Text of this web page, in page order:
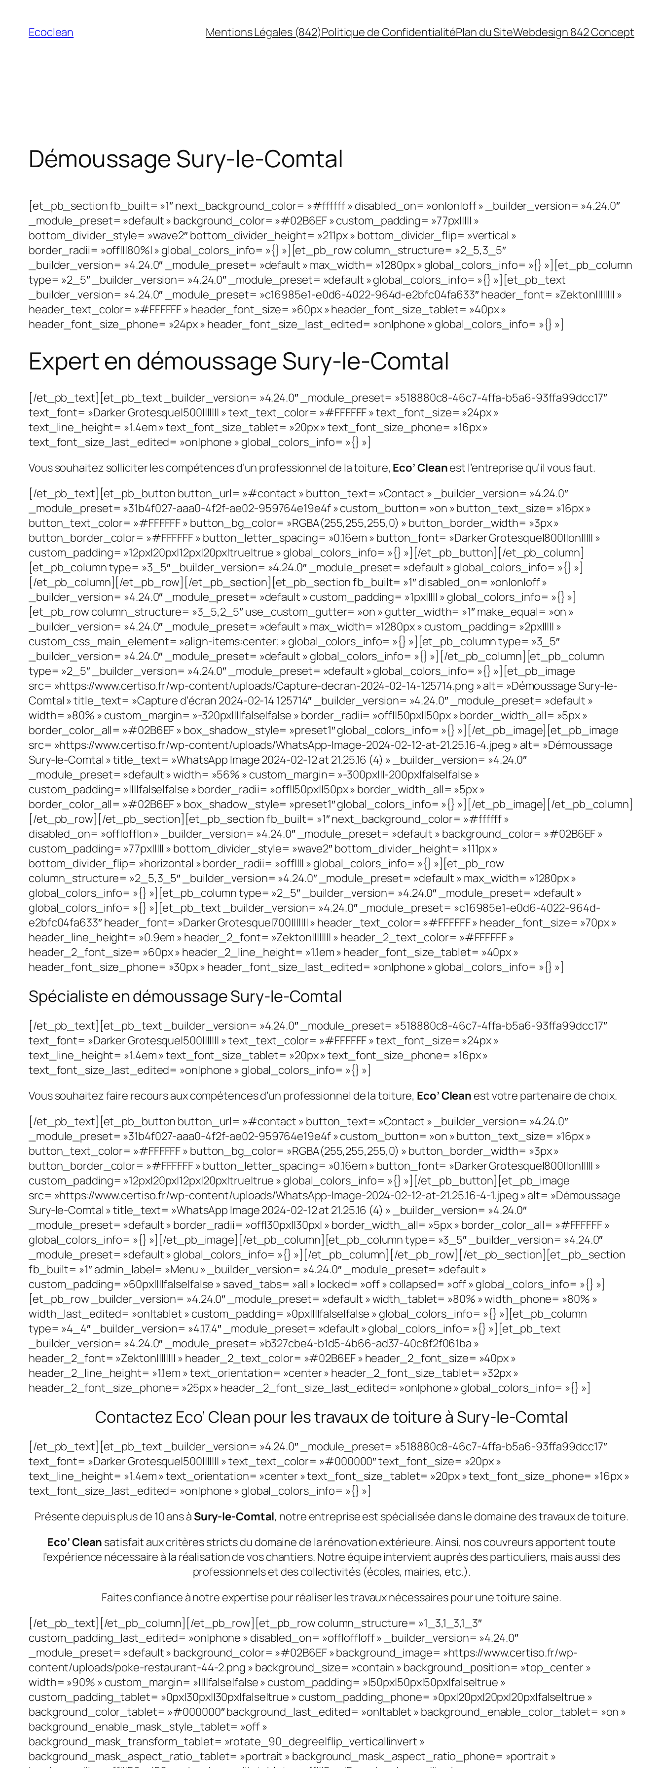
contenu
Ecoclean Mentions Légales (842)Politique de ConfidentialitéPlan du SiteWebdesign 842 Concept
Démoussage Sury-le-Comtal
[et_pb_section fb_built= »1″ next_background_color= »#ffffff » disabled_on= »on|on|off » _builder_version= »4.24.0″
_module_preset= »default » background_color= »#02B6EF » custom_padding= »77px||||| »
bottom_divider_style= »wave2″ bottom_divider_height= »211px » bottom_divider_flip= »vertical »
border_radii= »off|||80%| » global_colors_info= »{} »][et_pb_row column_structure= »2_5,3_5″
_builder_version= »4.24.0″ _module_preset= »default » max_width= »1280px » global_colors_info= »{} »][et_pb_column
type= »2_5″ _builder_version= »4.24.0″ _module_preset= »default » global_colors_info= »{} »][et_pb_text
_builder_version= »4.24.0″ _module_preset= »c16985e1-e0d6-4022-964d-e2bfc04fa633″ header_font= »Zekton|||||||| »
header_text_color= »#FFFFFF » header_font_size= »60px » header_font_size_tablet= »40px »
header_font_size_phone= »24px » header_font_size_last_edited= »on|phone » global_colors_info= »{} »]
Expert en démoussage Sury-le-Comtal
[/et_pb_text][et_pb_text _builder_version= »4.24.0″ _module_preset= »518880c8-46c7-4ffa-b5a6-93ffa99dcc17″
text_font= »Darker Grotesque|500||||||| » text_text_color= »#FFFFFF » text_font_size= »24px »
text_line_height= »1.4em » text_font_size_tablet= »20px » text_font_size_phone= »16px »
text_font_size_last_edited= »on|phone » global_colors_info= »{} »]
Vous souhaitez solliciter les compétences d’un professionnel de la toiture, Eco’ Cleanest l’entreprise qu’il vous faut.
[/et_pb_text][et_pb_button button_url= »#contact » button_text= »Contact » _builder_version= »4.24.0″
_module_preset= »31b4f027-aaa0-4f2f-ae02-959764e19e4f » custom_button= »on » button_text_size= »16px »
button_text_color= »#FFFFFF » button_bg_color= »RGBA(255,255,255,0) » button_border_width= »3px »
button_border_color= »#FFFFFF » button_letter_spacing= »0.16em » button_font= »Darker Grotesque|800||on||||| »
custom_padding= »12px|20px|12px|20px|true|true » global_colors_info= »{} »][/et_pb_button][/et_pb_column]
[et_pb_column type= »3_5″ _builder_version= »4.24.0″ _module_preset= »default » global_colors_info= »{} »]
[/et_pb_column][/et_pb_row][/et_pb_section][et_pb_section fb_built= »1″ disabled_on= »on|on|off »
_builder_version= »4.24.0″ _module_preset= »default » custom_padding= »1px||||| » global_colors_info= »{} »]
[et_pb_row column_structure= »3_5,2_5″ use_custom_gutter= »on » gutter_width= »1″ make_equal= »on »
_builder_version= »4.24.0″ _module_preset= »default » max_width= »1280px » custom_padding= »2px||||| »
custom_css_main_element= »align-items:center; » global_colors_info= »{} »][et_pb_column type= »3_5″
_builder_version= »4.24.0″ _module_preset= »default » global_colors_info= »{} »][/et_pb_column][et_pb_column
type= »2_5″ _builder_version= »4.24.0″ _module_preset= »default » global_colors_info= »{} »][et_pb_image
src= »https://www.certiso.fr/wp-content/uploads/Capture-decran-2024-02-14-125714.png » alt= »Démoussage Sury-le-
Comtal » title_text= »Capture d’écran 2024-02-14 125714″ _builder_version= »4.24.0″ _module_preset= »default »
width= »80% » custom_margin= »-320px||||false|false » border_radii= »off||50px||50px » border_width_all= »5px »
border_color_all= »#02B6EF » box_shadow_style= »preset1″ global_colors_info= »{} »][/et_pb_image][et_pb_image
src= »https://www.certiso.fr/wp-content/uploads/WhatsApp-Image-2024-02-12-at-21.25.16-4.jpeg » alt= »Démoussage
Sury-le-Comtal » title_text= »WhatsApp Image 2024-02-12 at 21.25.16 (4) » _builder_version= »4.24.0″
_module_preset= »default » width= »56% » custom_margin= »-300px|||-200px|false|false »
custom_padding= »||||false|false » border_radii= »off||50px||50px » border_width_all= »5px »
border_color_all= »#02B6EF » box_shadow_style= »preset1″ global_colors_info= »{} »][/et_pb_image][/et_pb_column]
[/et_pb_row][/et_pb_section][et_pb_section fb_built= »1″ next_background_color= »#ffffff »
disabled_on= »off|off|on » _builder_version= »4.24.0″ _module_preset= »default » background_color= »#02B6EF »
custom_padding= »77px||||| » bottom_divider_style= »wave2″ bottom_divider_height= »111px »
bottom_divider_flip= »horizontal » border_radii= »off|||| » global_colors_info= »{} »][et_pb_row
column_structure= »2_5,3_5″ _builder_version= »4.24.0″ _module_preset= »default » max_width= »1280px »
global_colors_info= »{} »][et_pb_column type= »2_5″ _builder_version= »4.24.0″ _module_preset= »default »
global_colors_info= »{} »][et_pb_text _builder_version= »4.24.0″ _module_preset= »c16985e1-e0d6-4022-964d-
e2bfc04fa633″ header_font= »Darker Grotesque|700||||||| » header_text_color= »#FFFFFF » header_font_size= »70px »
header_line_height= »0.9em » header_2_font= »Zekton|||||||| » header_2_text_color= »#FFFFFF »
header_2_font_size= »60px » header_2_line_height= »1.1em » header_font_size_tablet= »40px »
header_font_size_phone= »30px » header_font_size_last_edited= »on|phone » global_colors_info= »{} »]
Spécialiste en démoussage Sury-le-Comtal
[/et_pb_text][et_pb_text _builder_version= »4.24.0″ _module_preset= »518880c8-46c7-4ffa-b5a6-93ffa99dcc17″
text_font= »Darker Grotesque|500||||||| » text_text_color= »#FFFFFF » text_font_size= »24px »
text_line_height= »1.4em » text_font_size_tablet= »20px » text_font_size_phone= »16px »
text_font_size_last_edited= »on|phone » global_colors_info= »{} »]
Vous souhaitez faire recours aux compétences d’un professionnel de la toiture, Eco’ Clean est votre partenaire de choix.
[/et_pb_text][et_pb_button button_url= »#contact » button_text= »Contact » _builder_version= »4.24.0″
_module_preset= »31b4f027-aaa0-4f2f-ae02-959764e19e4f » custom_button= »on » button_text_size= »16px »
button_text_color= »#FFFFFF » button_bg_color= »RGBA(255,255,255,0) » button_border_width= »3px »
button_border_color= »#FFFFFF » button_letter_spacing= »0.16em » button_font= »Darker Grotesque|800||on||||| »
custom_padding= »12px|20px|12px|20px|true|true » global_colors_info= »{} »][/et_pb_button][et_pb_image
src= »https://www.certiso.fr/wp-content/uploads/WhatsApp-Image-2024-02-12-at-21.25.16-4-1.jpeg » alt= »Démoussage
Sury-le-Comtal » title_text= »WhatsApp Image 2024-02-12 at 21.25.16 (4) » _builder_version= »4.24.0″
_module_preset= »default » border_radii= »off|30px||30px| » border_width_all= »5px » border_color_all= »#FFFFFF »
global_colors_info= »{} »][/et_pb_image][/et_pb_column][et_pb_column type= »3_5″ _builder_version= »4.24.0″
_module_preset= »default » global_colors_info= »{} »][/et_pb_column][/et_pb_row][/et_pb_section][et_pb_section
fb_built= »1″ admin_label= »Menu » _builder_version= »4.24.0″ _module_preset= »default »
custom_padding= »60px||||false|false » saved_tabs= »all » locked= »off » collapsed= »off » global_colors_info= »{} »]
[et_pb_row _builder_version= »4.24.0″ _module_preset= »default » width_tablet= »80% » width_phone= »80% »
width_last_edited= »on|tablet » custom_padding= »0px||||false|false » global_colors_info= »{} »][et_pb_column
type= »4_4″ _builder_version= »4.17.4″ _module_preset= »default » global_colors_info= »{} »][et_pb_text
_builder_version= »4.24.0″ _module_preset= »b327cbe4-b1d5-4b66-ad37-40c8f2f061ba »
header_2_font= »Zekton|||||||| » header_2_text_color= »#02B6EF » header_2_font_size= »40px »
header_2_line_height= »1.1em » text_orientation= »center » header_2_font_size_tablet= »32px »
header_2_font_size_phone= »25px » header_2_font_size_last_edited= »on|phone » global_colors_info= »{} »]
Contactez Eco’ Clean pour les travaux de toiture à Sury-le-Comtal
[/et_pb_text][et_pb_text _builder_version= »4.24.0″ _module_preset= »518880c8-46c7-4ffa-b5a6-93ffa99dcc17″
text_font= »Darker Grotesque|500||||||| » text_text_color= »#000000″ text_font_size= »20px »
text_line_height= »1.4em » text_orientation= »center » text_font_size_tablet= »20px » text_font_size_phone= »16px »
text_font_size_last_edited= »on|phone » global_colors_info= »{} »]
Présente depuis plus de 10 ans à Sury-le-Comtal, notre entreprise est spécialisée dans le domaine des travaux de toiture.
Eco’ Clean satisfait aux critères stricts du domaine de la rénovation extérieure. Ainsi, nos couvreurs apportent toute
l’expérience nécessaire à la réalisation de vos chantiers. Notre équipe intervient auprès des particuliers, mais aussi des
professionnels et des collectivités (écoles, mairies, etc.).
Faites confiance à notre expertise pour réaliser les travaux nécessaires pour une toiture saine.
[/et_pb_text][/et_pb_column][/et_pb_row][et_pb_row column_structure= »1_3,1_3,1_3″
custom_padding_last_edited= »on|phone » disabled_on= »off|off|off » _builder_version= »4.24.0″
_module_preset= »default » background_color= »#02B6EF » background_image= »https://www.certiso.fr/wp-
content/uploads/poke-restaurant-44-2.png » background_size= »contain » background_position= »top_center »
width= »90% » custom_margin= »||||false|false » custom_padding= »|50px|50px|50px|false|true »
custom_padding_tablet= »0px|30px||30px|false|true » custom_padding_phone= »0px|20px|20px|20px|false|true »
background_color_tablet= »#000000″ background_last_edited= »on|tablet » background_enable_color_tablet= »on »
background_enable_mask_style_tablet= »off »
background_mask_transform_tablet= »rotate_90_degree|flip_vertical|invert »
background_mask_aspect_ratio_tablet= »portrait » background_mask_aspect_ratio_phone= »portrait »